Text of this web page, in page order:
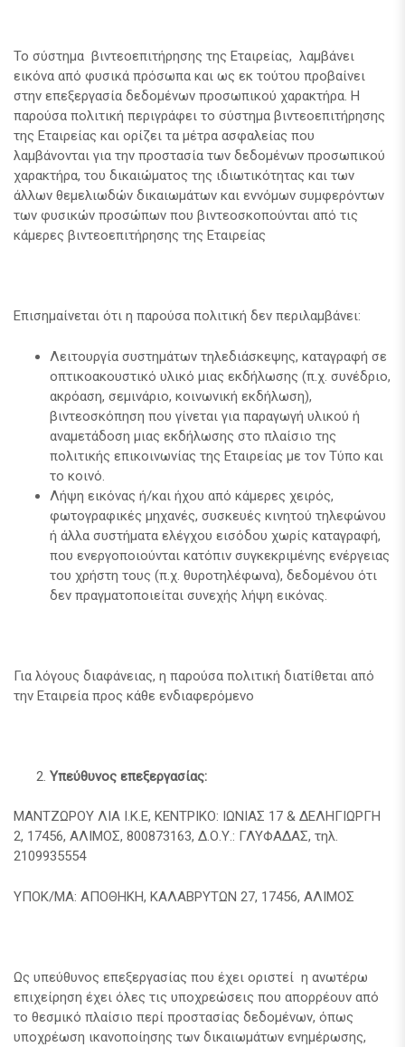
Το σύστημα βιντεοεπιτήρησης της Εταιρείας, λαμβάνει
εικόνα από φυσικά πρόσωπα και ως εκ τούτου προβαίνει
στην επεξεργασία δεδομένων προσωπικού χαρακτήρα. Η
παρούσα πολιτική περιγράφει το σύστημα βιντεοεπιτήρησης
της Εταιρείας και ορίζει τα μέτρα ασφαλείας που
λαμβάνονται για την προστασία των δεδομένων προσωπικού
χαρακτήρα, του δικαιώματος της ιδιωτικότητας και των
άλλων θεμελιωδών δικαιωμάτων και εννόμων συμφερόντων
των φυσικών προσώπων που βιντεοσκοπούνται από τις
κάμερες βιντεοεπιτήρησης της Εταιρείας
Επισημαίνεται ότι η παρούσα πολιτική δεν περιλαμβάνει:
Λειτουργία συστημάτων τηλεδιάσκεψης, καταγραφή σε
οπτικοακουστικό υλικό μιας εκδήλωσης (π.χ. συνέδριο,
ακρόαση, σεμινάριο, κοινωνική εκδήλωση),
βιντεοσκόπηση που γίνεται για παραγωγή υλικού ή
αναμετάδοση μιας εκδήλωσης στο πλαίσιο της
πολιτικής επικοινωνίας της Εταιρείας με τον Τύπο και
το κοινό.
Λήψη εικόνας ή/και ήχου από κάμερες χειρός,
φωτογραφικές μηχανές, συσκευές κινητού τηλεφώνου
ή άλλα συστήματα ελέγχου εισόδου χωρίς καταγραφή,
που ενεργοποιούνται κατόπιν συγκεκριμένης ενέργειας
του χρήστη τους (π.χ. θυροτηλέφωνα), δεδομένου ότι
δεν πραγματοποιείται συνεχής λήψη εικόνας.
Για λόγους διαφάνειας, η παρούσα πολιτική διατίθεται από
την Εταιρεία προς κάθε ενδιαφερόμενο
Υπεύθυνος επεξεργασίας:
ΜΑΝΤΖΩΡΟΥ ΛΙΑ Ι.Κ.Ε, ΚΕΝΤΡΙΚΟ: ΙΩΝΙΑΣ 17 & ΔΕΛΗΓΙΩΡΓΗ
2, 17456, ΑΛΙΜΟΣ, 800873163, Δ.Ο.Υ.: ΓΛΥΦΑΔΑΣ, τηλ.
2109935554
ΥΠΟΚ/ΜΑ: ΑΠΟΘΗΚΗ, ΚΑΛΑΒΡΥΤΩΝ 27, 17456, ΑΛΙΜΟΣ
Ως υπεύθυνος επεξεργασίας που έχει οριστεί η ανωτέρω
επιχείρηση έχει όλες τις υποχρεώσεις που απορρέουν από
το θεσμικό πλαίσιο περί προστασίας δεδομένων, όπως
υποχρέωση ικανοποίησης των δικαιωμάτων ενημέρωσης,